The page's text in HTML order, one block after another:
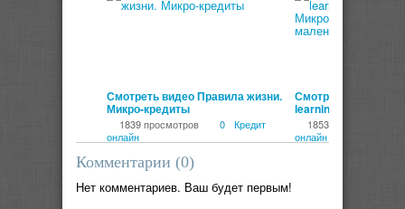
Смотреть видео Правила жизни.
Микро-кредиты
1839 просмотров 0
Кредит
онлайн
Смотреть видео
learning world -
на учебу:
для...
1853 просмотра
онлайн
Комментарии (0)
Нет комментариев. Ваш будет первым!